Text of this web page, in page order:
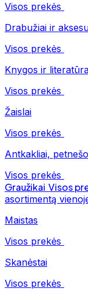
Visos prekės
Drabužiai ir
Visos prekės
Knygos ir
Visos prekės
Žaislai
Visos prekės
Antkakliai,
Visos prekės
Graužikai Visos
asortimentą
Maistas
Visos prekės
Skanėstai
Visos prekės